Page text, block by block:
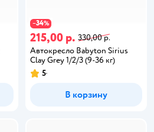
−34%
215,00 р. 330,00 р.
Автокресло Babyton Sirius
Clay Grey 1/2/3 (9-36 кг)
5
В корзину